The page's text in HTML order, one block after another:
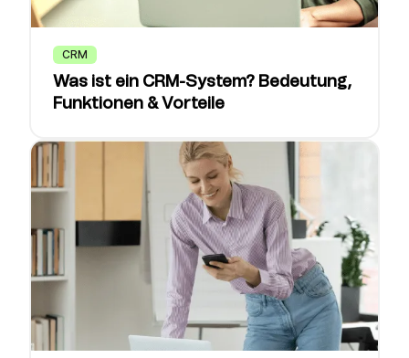
CRM
Was ist ein CRM-System? Bedeutung,
Funktionen & Vorteile